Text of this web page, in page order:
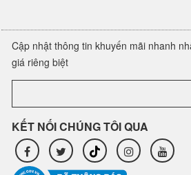
Cập nhật thông tin khuyến mãi nhanh
giá riêng biệt
KẾT NỐI CHÚNG TÔI QUA